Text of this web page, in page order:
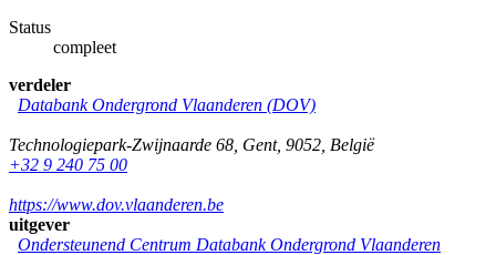
Status
compleet
verdeler
Databank Ondergrond Vlaanderen (DOV)
Technologiepark-Zwijnaarde 68 Gent, 9052 België
+32 9 240 75 00
https://www.dov.vlaanderen.be
uitgever
Ondersteunend Centrum Databank Ondergrond Vlaanderen